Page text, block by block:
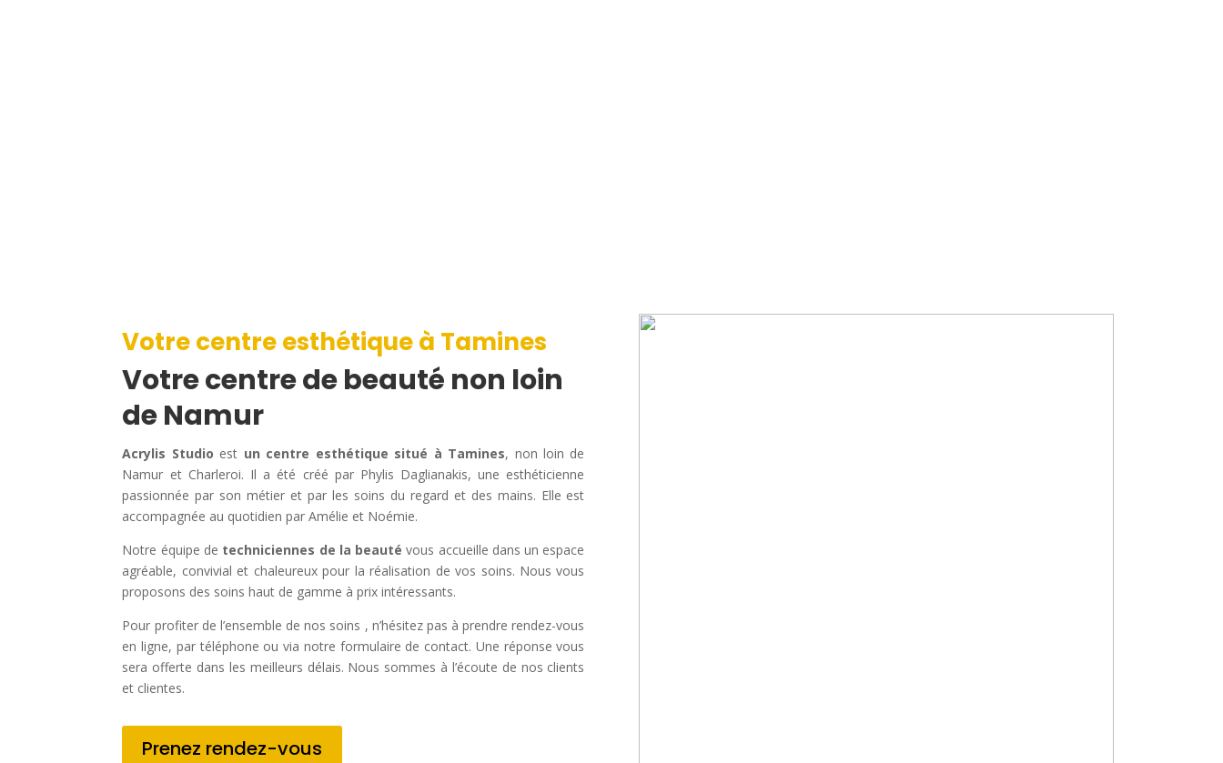
Votre centre esthétique à Tamines
Votre centre de beauté non loin
de Namur
Acrylis Studio est un centre esthétique situé à Tamines, non loin de
Namur et Charleroi. Il a été créé par Phylis Daglianakis, une esthéticienne
passionnée par son métier et par les soins du regard et des mains. Elle est
accompagnée au quotidien par Amélie et Noémie.
Notre équipe de techniciennes de la beauté vous accueille dans un espace
agréable, convivial et chaleureux pour la réalisation de vos soins. Nous vous
proposons des soins haut de gamme à prix intéressants.
Pour profiter de l’ensemble de nos soins , n’hésitez pas à prendre rendez-vous
en ligne, par téléphone ou via notre formulaire de contact. Une réponse vous
sera offerte dans les meilleurs délais. Nous sommes à l’écoute de nos clients
et clientes.
Prenez rendez-vous